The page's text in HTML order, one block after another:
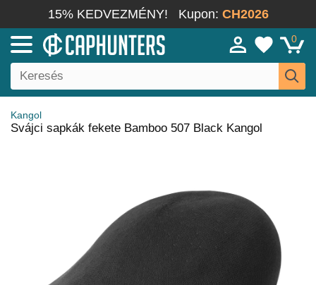
15% KEDVEZMÉNY! Kupon: CH2026
0
Kangol
Svájci sapkák fekete Bamboo 507 Black Kangol